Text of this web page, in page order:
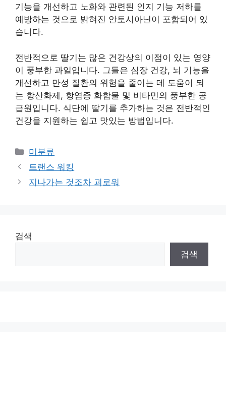
기능을 개선하고 노화와 관련된 인지 기능 저하를
예방하는 것으로 밝혀진 안토시아닌이 포함되어 있
습니다.
전반적으로 딸기는 많은 건강상의 이점이 있는 영양
이 풍부한 과일입니다. 그들은 심장 건강, 뇌 기능을
개선하고 만성 질환의 위험을 줄이는 데 도움이 되
는 항산화제, 항염증 화합물 및 비타민의 풍부한 공
급원입니다. 식단에 딸기를 추가하는 것은 전반적인
건강을 지원하는 쉽고 맛있는 방법입니다.
Categories
미분류
트랜스 워킹
지나가는 것조차 괴로워
검색
검색